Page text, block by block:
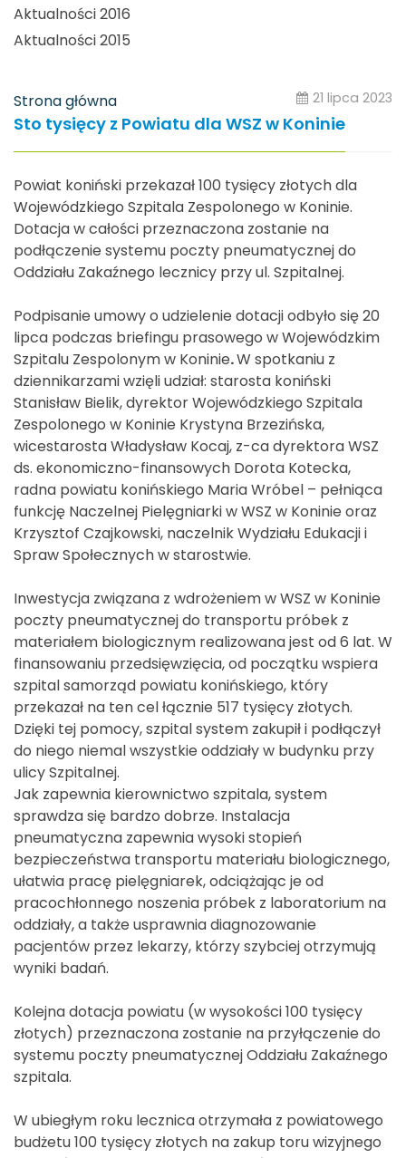
Aktualności 2016
Aktualności 2015
Strona główna 21 lipca 2023
Sto tysięcy z Powiatu dla WSZ w Koninie
Powiat koniński przekazał 100 tysięcy złotych dla
Wojewódzkiego Szpitala Zespolonego w Koninie.
Dotacja w całości przeznaczona zostanie na
podłączenie systemu poczty pneumatycznej do
Oddziału Zakaźnego lecznicy przy ul. Szpitalnej.
Podpisanie umowy o udzielenie dotacji odbyło się 20
lipca podczas briefingu prasowego w Wojewódzkim
Szpitalu Zespolonym w Koninie.W spotkaniu z
dziennikarzami wzięli udział: starosta koniński
Stanisław Bielik, dyrektor Wojewódzkiego Szpitala
Zespolonego w Koninie Krystyna Brzezińska,
wicestarosta Władysław Kocaj, z-ca dyrektora WSZ
ds. ekonomiczno-finansowych Dorota Kotecka,
radna powiatu konińskiego Maria Wróbel – pełniąca
funkcję Naczelnej Pielęgniarki w WSZ w Koninie oraz
Krzysztof Czajkowski, naczelnik Wydziału Edukacji i
Spraw Społecznych w starostwie.
Inwestycja związana z wdrożeniem w WSZ w Koninie
poczty pneumatycznej do transportu próbek z
materiałem biologicznym realizowana jest od 6 lat. W
finansowaniu przedsięwzięcia, od początku wspiera
szpital samorząd powiatu konińskiego, który
przekazał na ten cel łącznie 517 tysięcy złotych.
Dzięki tej pomocy, szpital system zakupił i podłączył
do niego niemal wszystkie oddziały w budynku przy
ulicy Szpitalnej.
Jak zapewnia kierownictwo szpitala, system
sprawdza się bardzo dobrze. Instalacja
pneumatyczna zapewnia wysoki stopień
bezpieczeństwa transportu materiału biologicznego,
ułatwia pracę pielęgniarek, odciążając je od
pracochłonnego noszenia próbek z laboratorium na
oddziały, a także usprawnia diagnozowanie
pacjentów przez lekarzy, którzy szybciej otrzymują
wyniki badań.
Kolejna dotacja powiatu (w wysokości 100 tysięcy
złotych) przeznaczona zostanie na przyłączenie do
systemu poczty pneumatycznej Oddziału Zakaźnego
szpitala.
W ubiegłym roku lecznica otrzymała z powiatowego
budżetu 100 tysięcy złotych na zakup toru wizyjnego